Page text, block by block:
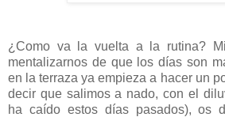
¿Como va la vuelta a la rutina?
mentalizarnos de que los días son
en la terraza ya empieza a hacer un
decir que salimos a nado, con el
ha caído estos días pasados), os